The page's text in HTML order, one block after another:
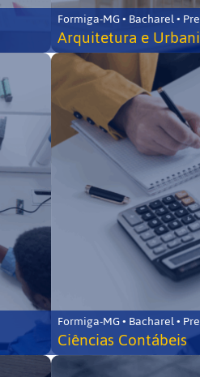
Formiga-MG • Bacharel •
Arquitetura e
Formiga-MG • Bacharel •
Ciências Contábeis